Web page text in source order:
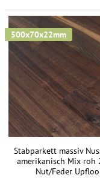
500x70x22mm
Stabparkett massiv
amerikanisch Mix roh
Nut/Feder